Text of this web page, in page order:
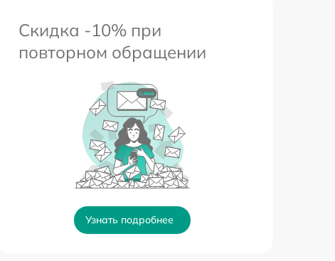
Скидка -10% при
повторном обращении
Узнать подробнее